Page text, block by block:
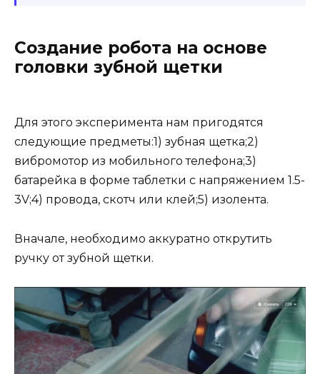
Создание робота на основе
головки зубной щетки
Для этого эксперимента нам пригодятся
следующие предметы:1) зубная щетка;2)
вибромотор из мобильного телефона;3)
батарейка в форме таблетки с напряжением 1.5-
3V;4) провода, скотч или клей;5) изолента.
Вначале, необходимо аккуратно открутить
ручку от зубной щетки.